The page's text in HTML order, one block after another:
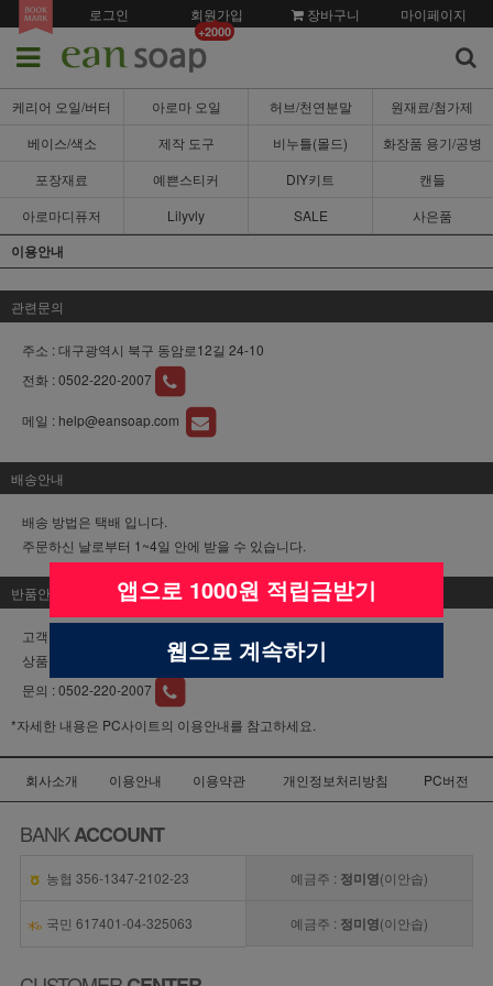
로그인 회원가입
+2000
장바구니 마이페이지
케리어 오일/버터 아로마 오일 허브/천연분말
원재료/첨가제
베이스/색소
제작 도구 비누틀(몰드)
화장품 용기/공병
포장재료
예쁜스티커 DIY키트
캔들
아로마디퓨저
Lilyvly SALE 사은품
이용안내
관련문의
주소 : 대구광역시 북구 동암로12길 24-10
전화 :0502-220-2007
메일 : help@eansoap.com
배송안내
배송 방법은 택배 입니다.
주문하신 날로부터 1~4일 안에 받을 수 있습니다.
반품안내
고객의 변심에 의한 교환 및 반품이면 배송비는
상품의 이상에 의한 교환 및 반품이면 배송비는판매자부담
문의 :0502-220-2007
*자세한 내용은 PC사이트의 이용안내를 참고하세요.
회사소개 이용안내 이용약관 개인정보처리방침 PC버전
BANKACCOUNT
농협 356-1347-2102-23 예금주 : 정미영(이안솝)
국민 617401-04-325063 예금주 : 정미영(이안솝)
앱으로 1000원 적립금받기
웹으로 계속하기